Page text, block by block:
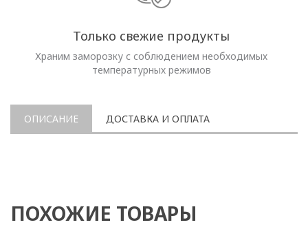
Только свежие продукты
Храним заморозку с соблюдением необходимых
температурных режимов
ОПИСАНИЕ ДОСТАВКА И ОПЛАТА
ПОХОЖИЕ ТОВАРЫ